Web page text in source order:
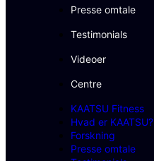
Presse omtale
Testimonials
Videoer
Centre
KAATSU Fitness
Hvad er KAATSU?
Forskning
Presse omtale